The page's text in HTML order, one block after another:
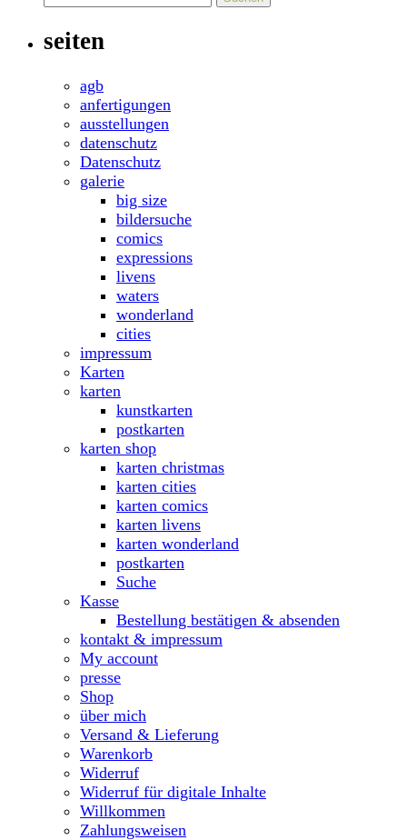
seiten
agb
anfertigungen
ausstellungen
datenschutz
Datenschutz
galerie
big size
bildersuche
comics
expressions
livens
waters
wonderland
cities
impressum
Karten
karten
kunstkarten
postkarten
karten shop
karten christmas
karten cities
karten comics
karten livens
karten wonderland
postkarten
Suche
Kasse
Bestellung bestätigen & absenden
kontakt & impressum
My account
presse
Shop
über mich
Versand & Lieferung
Warenkorb
Widerruf
Widerruf für digitale Inhalte
Willkommen
Zahlungsweisen